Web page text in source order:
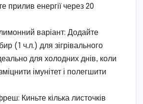
прилив енергії через 20
варіант: Додайте
(1 ч.л.) для зігрівального
для холодних днів, коли
імунітет і полегшити
Киньте кілька листочків